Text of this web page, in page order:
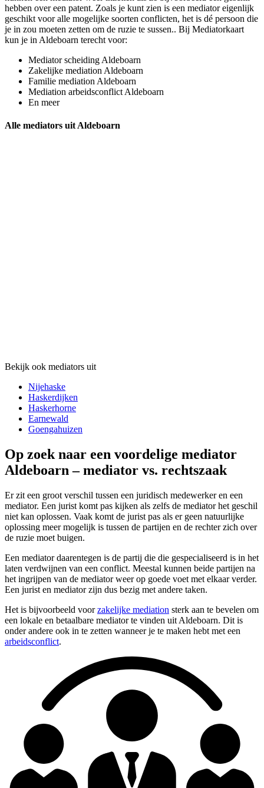
hebben over een patent. Zoals je kunt zien is een mediator eigenlijk
geschikt voor alle mogelijke soorten conflicten, het is dé persoon die
je in zou moeten zetten om de ruzie te sussen.. Bij Mediatorkaart
kun je in Aldeboarn terecht voor:
Mediator scheiding Aldeboarn
Zakelijke mediation Aldeboarn
Familie mediation Aldeboarn
Mediation arbeidsconflict Aldeboarn
En meer
Alle mediators uit Aldeboarn
Bekijk ook mediators uit
Nijehaske
Haskerdijken
Haskerhorne
Earnewald
Goengahuizen
Op zoek naar een voordelige mediator
Aldeboarn – mediator vs. rechtszaak
Er zit een groot verschil tussen een juridisch medewerker en een
mediator. Een jurist komt pas kijken als zelfs de mediator het geschil
niet kan oplossen. Vaak komt de jurist pas als er geen natuurlijke
oplossing meer mogelijk is tussen de partijen en de rechter zich over
de ruzie moet buigen.
Een mediator daarentegen is de partij die die gespecialiseerd is in het
laten verdwijnen van een conflict. Meestal kunnen beide partijen na
het ingrijpen van de mediator weer op goede voet met elkaar verder.
Een jurist en mediator zijn dus bezig met andere taken.
Het is bijvoorbeeld voorzakelijke mediation sterk aan te bevelen om
een lokale en betaalbare mediator te vinden uit Aldeboarn. Dit is
onder andere ook in te zetten wanneer je te maken hebt met een
arbeidsconflict.